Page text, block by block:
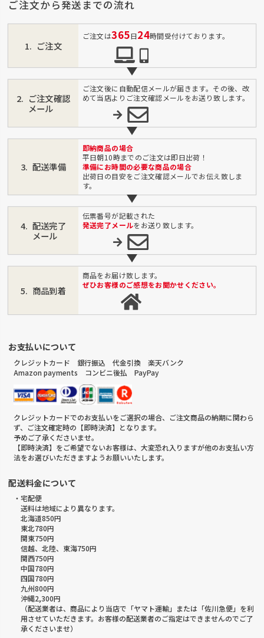
ご注文から発送までの流れ
ご注文
ご注文は365日24時間受付けております。
ご注文確認
メール
ご注文後に自動配信メールが届きます。その後、改
めて当店よりご注文確認メールをお送り致します。
配送準備
即納商品の場合
平日朝10時までのご注文は即日出荷！
準備にお時間の必要な商品の場合
出荷日の目安をご注文確認メールでお伝え致しま
す。
配送完了
メール
伝票番号が記載された
発送完了メールをお送り致します。
商品到着
商品をお届け致します。
ぜひお客様のご感想をお聞かせください。
お支払いについて
クレジットカード 銀行振込 代金引換 楽天バンク
Amazon payments コンビニ後払 PayPay
クレジットカードでのお支払いをご選択の場合、ご注文商品の納期に関わら
ず、ご注文確定時の【即時決済】となります。
予めご了承くださいませ。
【即時決済】をご希望でないお客様は、大変恐れ入りますが他のお支払い方
法をお選びいただきますようお願いいたします。
配送料金について
・宅配便
送料は地域により異なります。
北海道850円
東北780円
関東750円
信越、北陸、東海750円
関西750円
中国780円
四国780円
九州800円
沖縄2,300円
（配送業者は、商品により当店で「ヤマト運輸」または「佐川急便」を利
用させていただきます。お客様の配送業者のご指定はできませんのでご了
承くださいませ）